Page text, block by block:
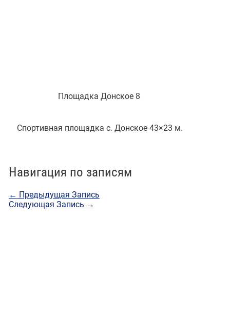
Площадка Донское 8
Спортивная площадка с. Донское 43×23 м.
Навигация по записям
← Предыдущая Запись
Следующая Запись →